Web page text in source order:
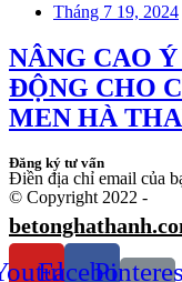
Tháng 7 19, 2024
NÂNG CAO
ĐỘNG CHO
MEN HÀ
Đăng ký tư vấn
Điền địa chỉ email của
© Copyright 2022 -
Facebook